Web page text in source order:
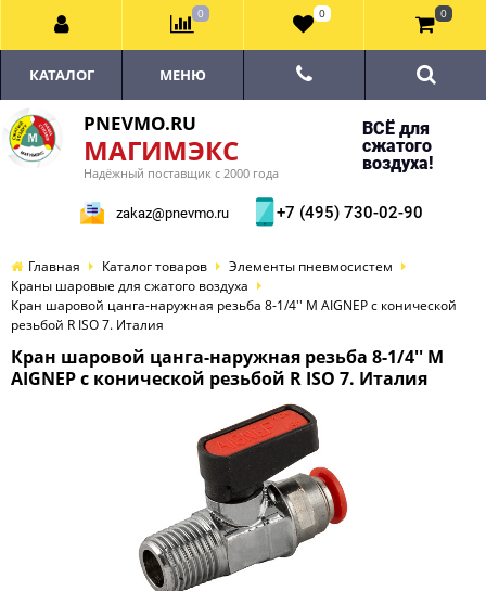
PNEVMO.RU
МАГИМЭКС
Надёжный поставщик с 2000 года
ВСЁ для
сжатого
воздуха!
zakaz@pnevmo.ru +7 (495) 730-02-90
КАТАЛОГ МЕНЮ
Главная Каталог товаров
Элементы пневмосистем
Краны шаровые для сжатого воздуха
Кран шаровой цанга-наружная резьба 8-1/4'' M AIGNEP с конической
резьбой R ISO 7. Италия
Кран шаровой цанга-наружная резьба 8-1/4'' M
AIGNEP с конической резьбой R ISO 7. Италия
0 0 0